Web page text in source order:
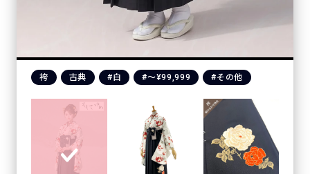
袴 古典 #白 #〜¥99,999 #その他